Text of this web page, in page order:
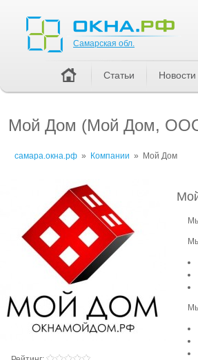
Мой Дом (Мой Дом,
самара.окна.рф » Компании » Мой Дом
Самарская обл.
Статьи Новости